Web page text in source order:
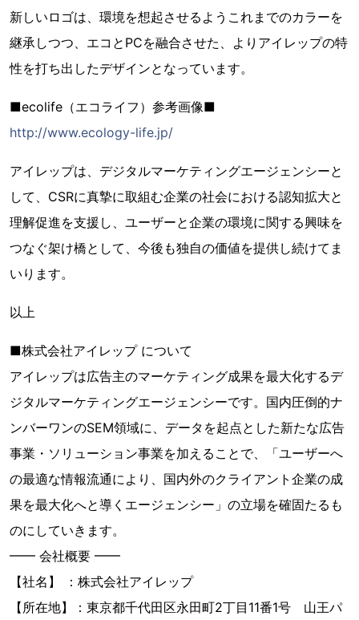
新しいロゴは、環境を想起させるようこれまでのカラーを
継承しつつ、エコとPCを融合させた、よりアイレップの特
性を打ち出したデザインとなっています。
■ecolife（エコライフ）参考画像■
http://www.ecology-life.jp/
アイレップは、デジタルマーケティングエージェンシーと
して、CSRに真摯に取組む企業の社会における認知拡大と
理解促進を支援し、ユーザーと企業の環境に関する興味を
つなぐ架け橋として、今後も独自の価値を提供し続けてま
いります。
以上
■株式会社アイレップ について
アイレップは広告主のマーケティング成果を最大化するデ
ジタルマーケティングエージェンシーです。国内圧倒的ナ
ンバーワンのSEM領域に、データを起点とした新たな広告
事業・ソリューション事業を加えることで、「ユーザーへ
の最適な情報流通により、国内外のクライアント企業の成
果を最大化へと導くエージェンシー」の立場を確固たるも
のにしていきます。
━━ 会社概要 ━━
【社名】 ：株式会社アイレップ
【所在地】：東京都千代田区永田町2丁目11番1号 山王パ